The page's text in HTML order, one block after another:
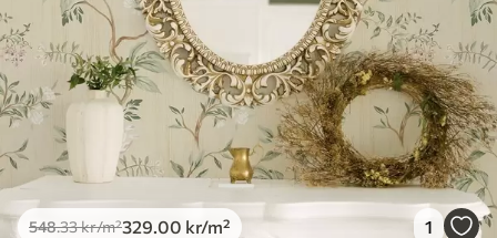
548.33kr/m²329.00 kr/m² 1